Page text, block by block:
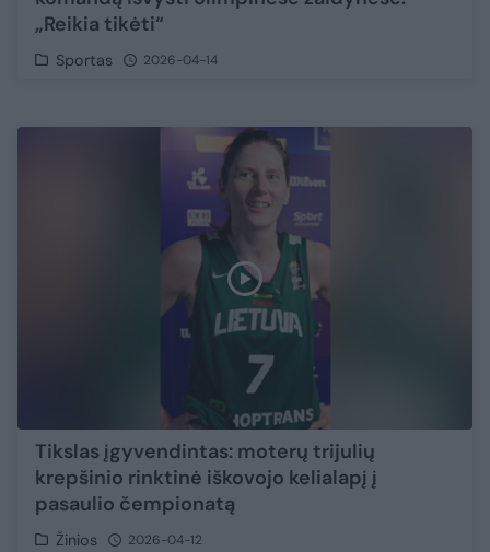
„Reikia tikėti“
Sportas 2026-04-14
Tikslas įgyvendintas: moterų trijulių
krepšinio rinktinė iškovojo kelialapį į
pasaulio čempionatą
Žinios 2026-04-12